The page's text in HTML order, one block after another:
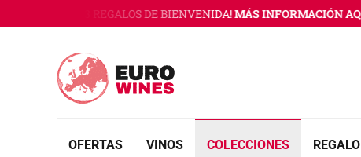
al
WINES CON 3 REGALOS DE BIENVENIDA!MÁS INFORMACIÓN AQUÍ
OFERTAS VINOS COLECCIONES REGALO